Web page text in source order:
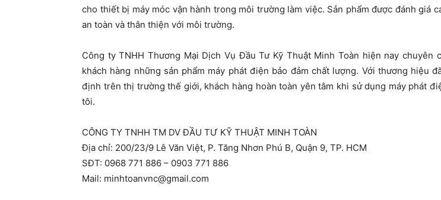
cho thiết bị máy móc vận hành trong môi trường làm việc. Sản phẩm được đánh giá
an toàn và thân thiện với môi trường.
Công ty TNHH Thương Mại Dịch Vụ Đầu Tư Kỹ Thuật Minh Toàn hiện nay chuyên
khách hàng những sản phẩm máy phát điện bảo đảm chất lượng. Với thương hiệu
định trên thị trường thế giới, khách hàng hoàn toàn yên tâm khi sử dụng máy phát
tôi.
CÔNG TY TNHH TM DV ĐẦU TƯ KỸ THUẬT MINH TOÀN
Địa chỉ: 200/23/9 Lê Văn Việt, P. Tăng Nhơn Phú B, Quận 9, TP. HCM
SĐT: 0968 771 886 – 0903 771 886
Mail: minhtoanvnc@gmail.com